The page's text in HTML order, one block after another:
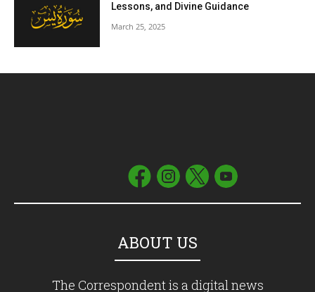
Lessons, and Divine Guidance
March 25, 2025
ABOUT US
The Correspondent is a digital news